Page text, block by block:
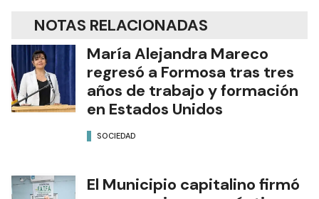
NOTAS RELACIONADAS
María Alejandra Mareco
regresó a Formosa tras tres
años de trabajo y formación
en Estados Unidos
SOCIEDAD
El Municipio capitalino firmó